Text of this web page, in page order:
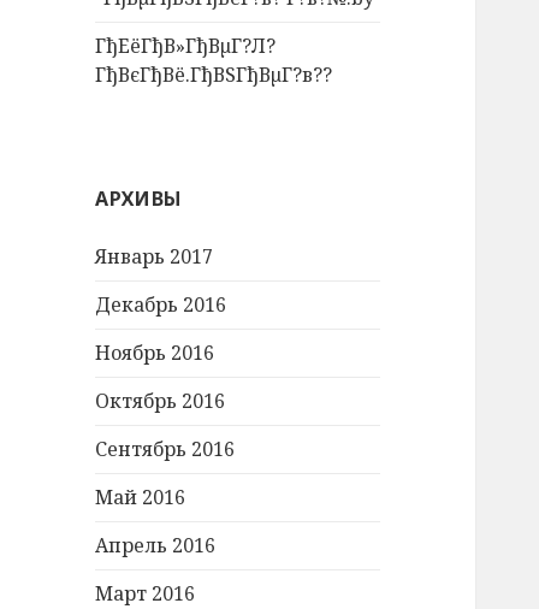
ГђЕёГђВ»ГђВµГ?Л?
ГђВєГђВё.ГђВЅГђВµГ?в??
АРХИВЫ
Январь 2017
Декабрь 2016
Ноябрь 2016
Октябрь 2016
Сентябрь 2016
Май 2016
Апрель 2016
Март 2016